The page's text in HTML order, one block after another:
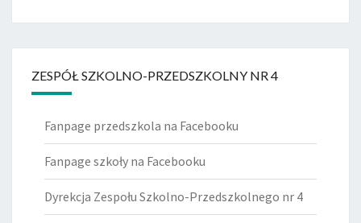
ZESPÓŁ SZKOLNO-PRZEDSZKOLNY NR 4
Fanpage przedszkola na Facebooku
Fanpage szkoły na Facebooku
Dyrekcja Zespołu Szkolno-Przedszkolnego nr 4